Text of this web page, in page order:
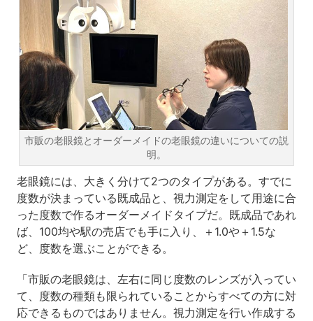
市販の老眼鏡とオーダーメイドの老眼鏡の違いについての説
明。
老眼鏡には、大きく分けて2つのタイプがある。すでに
度数が決まっている既成品と、視力測定をして用途に合
った度数で作るオーダーメイドタイプだ。既成品であれ
ば、100均や駅の売店でも手に入り、＋1.0や＋1.5な
ど、度数を選ぶことができる。
「市販の老眼鏡は、左右に同じ度数のレンズが入ってい
て、度数の種類も限られていることからすべての方に対
応できるものではありません。視力測定を行い作成する